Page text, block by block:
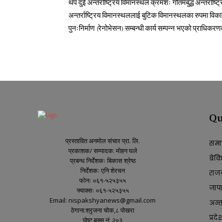
थप दुई अन्तर्राष्ट्रिय विमानस्थल क्रमशः गौतमबुद्ध
अन्तर्राष्ट्रिय विमानस्थललाई बुटिक विमानस्थलका रुपमा
पुनःनिर्माण (रेनोभेसन) सम्बन्धी कार्य सम्पन्न भएको
प्रस्तावित अनमोल संचार प्रा. लि.
प्रकाशक/ सम्पादक: मोहन घले
प्रबन्ध निर्देशकः बिकास श्रेष्ठ
निर्देशकः एनि शेरचन
फोनः ०६१-५२५३५५
फ्याक्सः ०६१-५२५३५५
Email: nispakshyanews@gmail.com
ठेगाना:श्रृजना चोक,८ पोखरा
पोष्ट बक्स नं: २०३